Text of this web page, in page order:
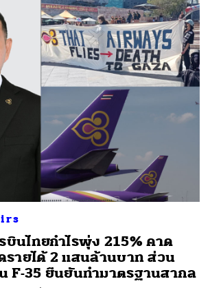
บินไทยกำไรพุ่ง 215% คาด
ายได้ 2 แสนล้านบาท ส่วน
F-35 ยืนยันทำมาตรฐานสากล